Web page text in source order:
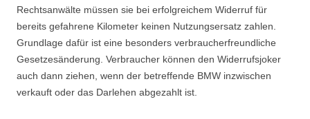
Rechtsanwälte müssen sie bei erfolgreichem Widerruf für
bereits gefahrene Kilometer keinen Nutzungsersatz zahlen.
Grundlage dafür ist eine besonders verbraucherfreundliche
Gesetzesänderung. Verbraucher können den Widerrufsjoker
auch dann ziehen, wenn der betreffende BMW inzwischen
verkauft oder das Darlehen abgezahlt ist.